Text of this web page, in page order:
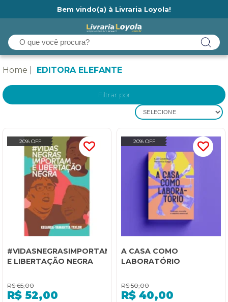
Bem vindo(a) à Livraria Loyola!
Home EDITORA ELEFANTE
Filtrar por
SELECIONE
20% OFF
#VIDASNEGRASIMPORTAM
E LIBERTAÇÃO NEGRA
R$ 65,00
R$ 52,00
20% OFF
A CASA COMO
LABORATÓRIO
R$ 50,00
R$ 40,00